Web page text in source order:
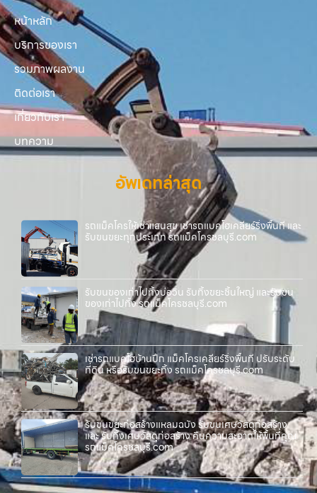
หน้าหลัก
บริการของเรา
รวมภาพผลงาน
ติดต่อเรา
เกี่ยวกับเรา
บทความ
อัพเดทล่าสุด
รถแม็คโครให้เช่าแสนสุข เช่ารถแบคโฮเคลียร์ริ่งพื้นที่ และ
รับขนขยะทุกประเภท รถแม็คโครชลบุรี.com
รับขนของเก่าไปทิ้งบ่อวิน รับทิ้งขยะชิ้นใหญ่ และรับขน
ของเก่าไปทิ้ง รถแม็คโครชลบุรี.com
เช่ารถแบคโฮบ้านปึก แม็คโครเคลียร์ริ่งพื้นที่ ปรับระดับ
ที่ดิน หรือรับขนขยะทิ้ง รถแม็คโครชลบุรี.com
รับขนขยะก่อสร้างแหลมฉบัง รับขนเศษวัสดุก่อสร้าง
และ รับทิ้งเศษวัสดุก่อสร้าง คืนความสะอาดให้พื้นที่คุณ
รถแม็คโครชลบุรี.com